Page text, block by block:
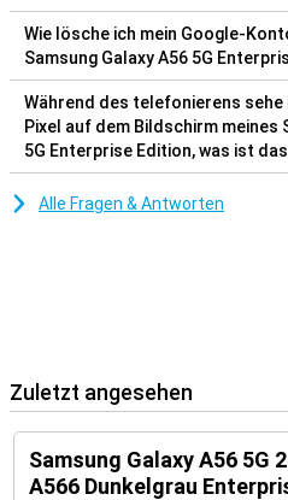
Wie lösche ich mein Google-
Samsung Galaxy A56 5G
Während des telefonierens sehe
Pixel auf dem Bildschirm meines
5G Enterprise Edition, was ist
Alle Fragen & Antworten
Zuletzt angesehen
Samsung Galaxy A56 5G
A566 Dunkelgrau